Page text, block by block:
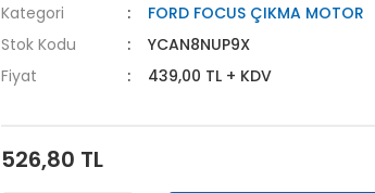
Kategori
FORD FOCUS ÇIKMA MOTOR
Stok Kodu
YCAN8NUP9X
Fiyat
439,00 TL + KDV
526,80 TL